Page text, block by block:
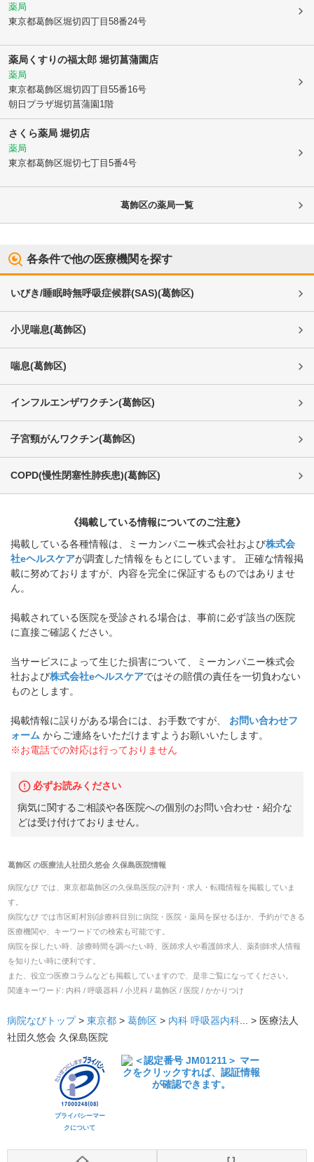
薬局
東京都葛飾区堀切四丁目58番24号
薬局くすりの福太郎 堀切菖蒲園店
薬局
東京都葛飾区堀切四丁目55番16号
朝日プラザ堀切菖蒲園1階
さくら薬局 堀切店
薬局
東京都葛飾区堀切七丁目5番4号
葛飾区の薬局一覧
各条件で他の医療機関を探す
いびき/睡眠時無呼吸症候群(SAS)(葛飾区)
小児喘息(葛飾区)
喘息(葛飾区)
インフルエンザワクチン(葛飾区)
子宮頸がんワクチン(葛飾区)
COPD(慢性閉塞性肺疾患)(葛飾区)
《掲載している情報についてのご注意》
掲載している各種情報は、ミーカンパニー株式会社および株式会
社eヘルスケアが調査した情報をもとにしています。 正確な情報掲
載に努めておりますが、内容を完全に保証するものではありませ
ん。
掲載されている医院を受診される場合は、事前に必ず該当の医院
に直接ご確認ください。
当サービスによって生じた損害について、ミーカンパニー株式会
社および株式会社eヘルスケアではその賠償の責任を一切負わない
ものとします。
掲載情報に誤りがある場合には、お手数ですが、
お問い合わせフ
ォーム からご連絡をいただけますようお願いいたします。
※お電話での対応は行っておりません
必ずお読みください
病気に関するご相談や各医院への個別のお問い合わせ・紹介な
どは受け付けておりません。
葛飾区の医療法人社団久悠会 久保島医院情報
病院なび では、 東京都葛飾区の久保島医院の評判・求人・転職情報を掲載していま
す。
病院なび では市区町村別/診療科目別に病院・医院・薬局を探せるほか、予約ができる
医療機関や、キーワードでの検索も可能です。
病院を探したい時、診療時間を調べたい時、医師求人や看護師求人、薬剤師求人情報
を知りたい時に便利です。
また、役立つ医療コラムなども掲載していますので、是非ご覧になってください。
関連キーワード: 内科 / 呼吸器科 / 小児科 / 葛飾区 / 医院 / かかりつけ
病院なびトップ > 東京都 > 葛飾区 > 内科 呼吸器内科... > 医療法人
社団久悠会 久保島医院
プライバシーマー
クについて